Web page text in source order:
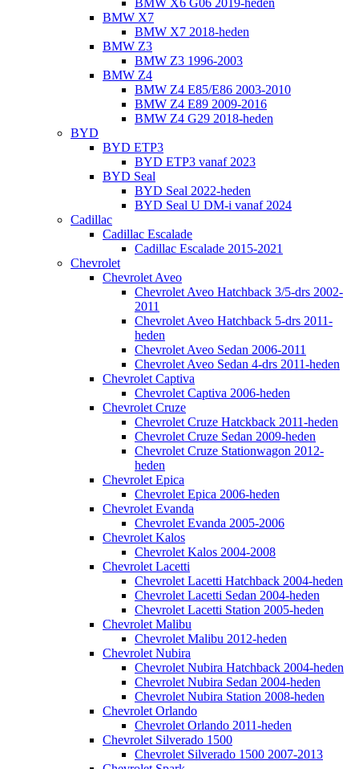
BMW X6 G06 2019-heden
BMW X7
BMW X7 2018-heden
BMW Z3
BMW Z3 1996-2003
BMW Z4
BMW Z4 E85/E86 2003-2010
BMW Z4 E89 2009-2016
BMW Z4 G29 2018-heden
BYD
BYD ETP3
BYD ETP3 vanaf 2023
BYD Seal
BYD Seal 2022-heden
BYD Seal U DM-i vanaf 2024
Cadillac
Cadillac Escalade
Cadillac Escalade 2015-2021
Chevrolet
Chevrolet Aveo
Chevrolet Aveo Hatchback 3/5-drs 2002-
2011
Chevrolet Aveo Hatchback 5-drs 2011-
heden
Chevrolet Aveo Sedan 2006-2011
Chevrolet Aveo Sedan 4-drs 2011-heden
Chevrolet Captiva
Chevrolet Captiva 2006-heden
Chevrolet Cruze
Chevrolet Cruze Hatckback 2011-heden
Chevrolet Cruze Sedan 2009-heden
Chevrolet Cruze Stationwagon 2012-
heden
Chevrolet Epica
Chevrolet Epica 2006-heden
Chevrolet Evanda
Chevrolet Evanda 2005-2006
Chevrolet Kalos
Chevrolet Kalos 2004-2008
Chevrolet Lacetti
Chevrolet Lacetti Hatchback 2004-heden
Chevrolet Lacetti Sedan 2004-heden
Chevrolet Lacetti Station 2005-heden
Chevrolet Malibu
Chevrolet Malibu 2012-heden
Chevrolet Nubira
Chevrolet Nubira Hatchback 2004-heden
Chevrolet Nubira Sedan 2004-heden
Chevrolet Nubira Station 2008-heden
Chevrolet Orlando
Chevrolet Orlando 2011-heden
Chevrolet Silverado 1500
Chevrolet Silverado 1500 2007-2013